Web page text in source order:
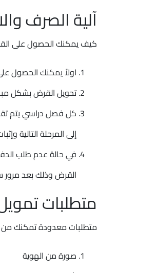
آلية الصرف
كيف يمكنك الحصول على
اولاً يمكنك الحصول
تحويل القرض بشكل
كل فصل دراسي يتم
إلى المرحلة التالية
في حالة عدم طلب
القرض وذلك بعد مرور
متطلبات
متطلبات معدودة تمكنك
صورة من الهوية